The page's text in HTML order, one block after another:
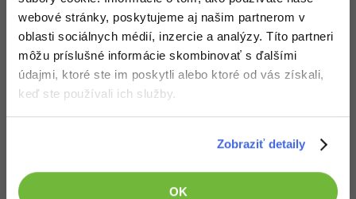
webové stránky, poskytujeme aj našim partnerom v
oblasti sociálnych médií, inzercie a analýzy. Títo partneri
môžu príslušné informácie skombinovať s ďalšími
údajmi, ktoré ste im poskytli alebo ktoré od vás získali,
keď ste používali ich služby.
Zobraziť detaily
OK
michal Čapka
nakladačku, bez
toho aby sa s
hrou stihol viac
zoznámiť.
dobre
naprogramovan
é, rýchle reakcie,
plynulý pohyb.